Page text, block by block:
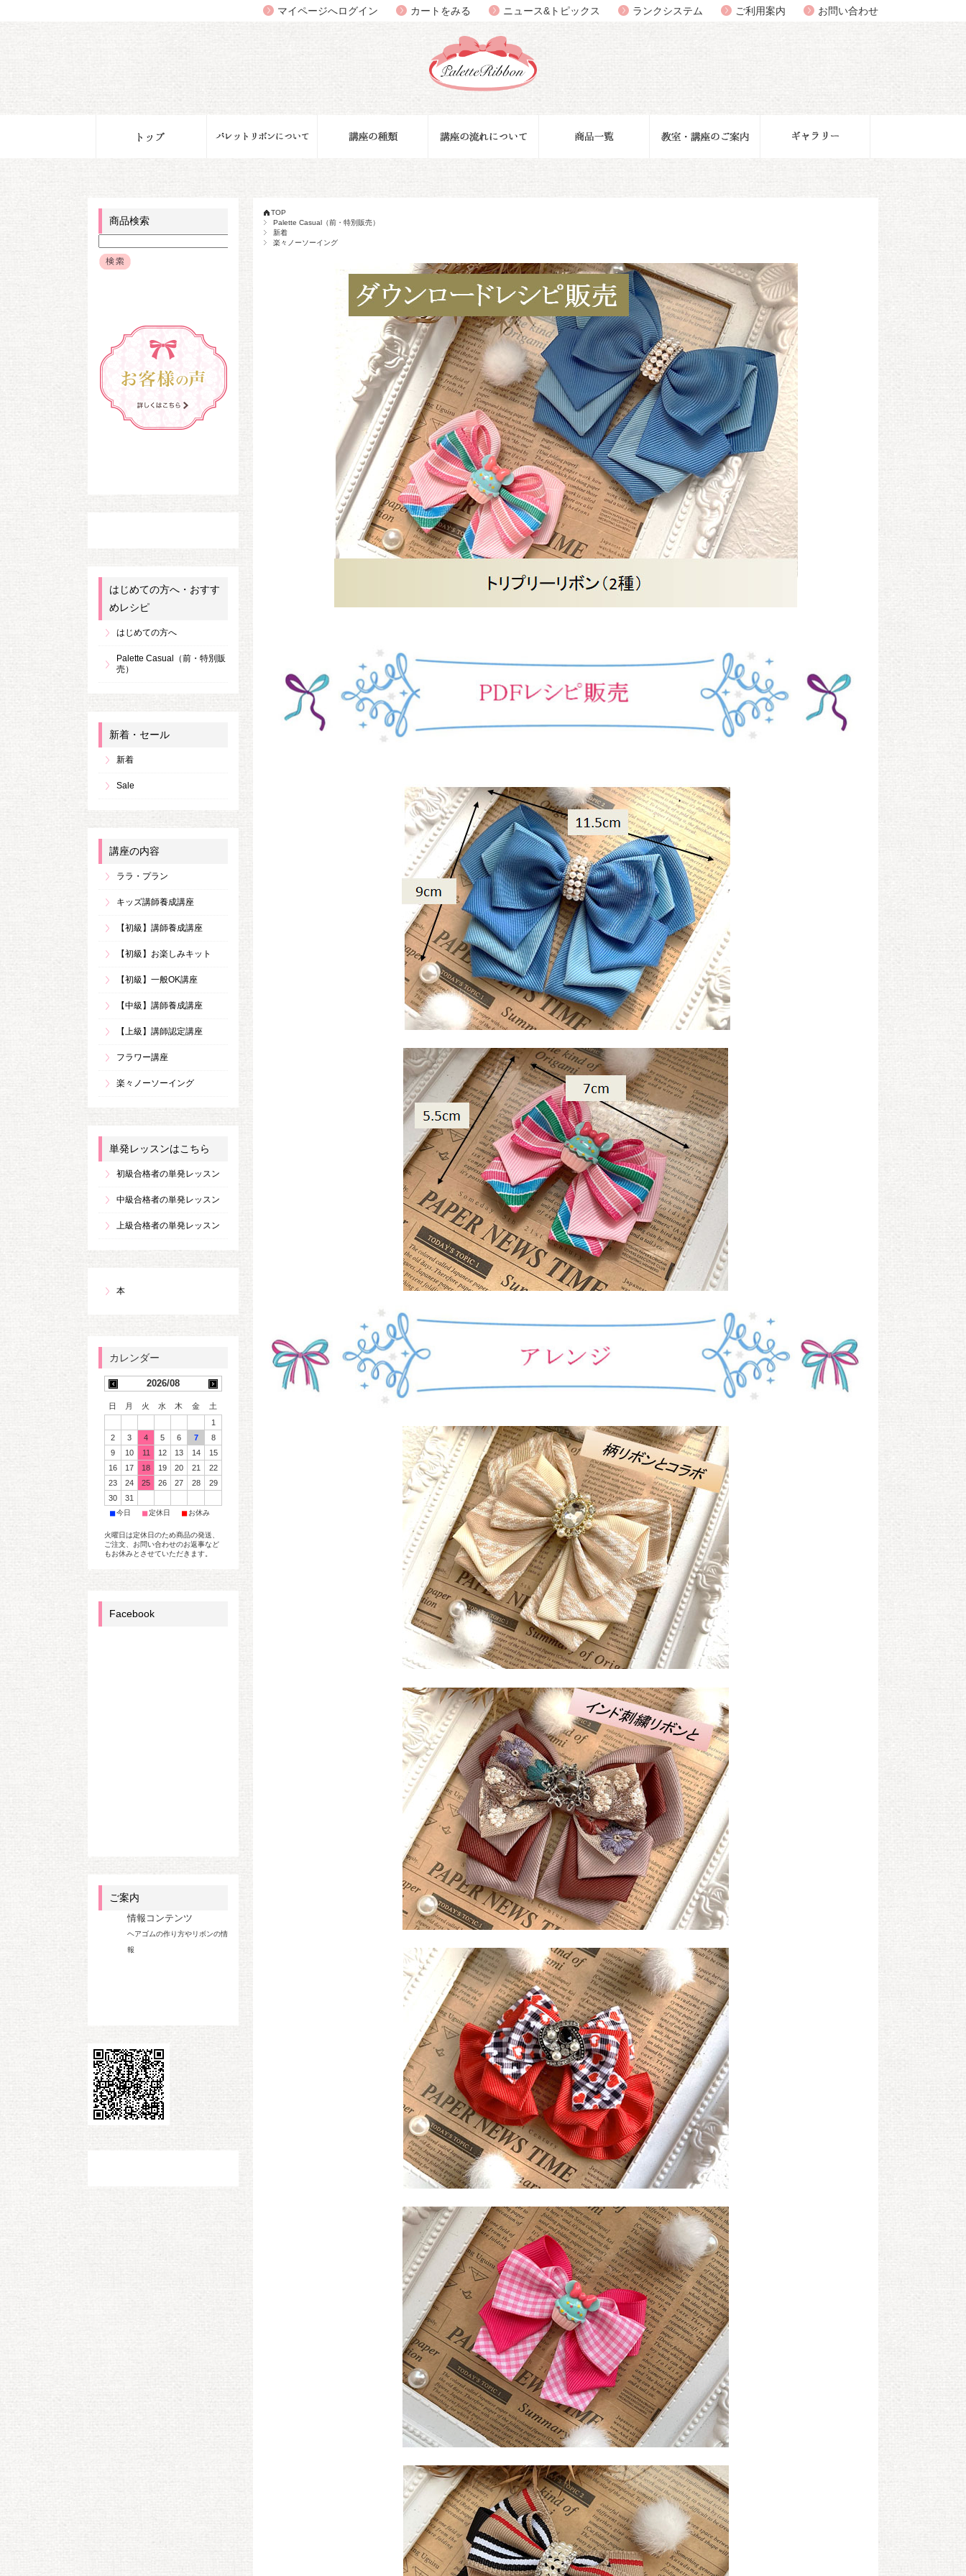
マイページへログイン カートをみる ニュース&トピックス ランクシステム ご利用案内 お問い合わせ
TOP
Palette Casual（前・特別販売）
新着
楽々ノーソーイング
商品検索
はじめての方へ・おすす
めレシピ
はじめての方へ
Palette Casual（前・特別販
売）
新着・セール
新着
Sale
講座の内容
ララ・プラン
キッズ講師養成講座
【初級】講師養成講座
【初級】お楽しみキット
【初級】一般OK講座
【中級】講師養成講座
【上級】講師認定講座
フラワー講座
楽々ノーソーイング
単発レッスンはこちら
初級合格者の単発レッスン
中級合格者の単発レッスン
上級合格者の単発レッスン
本
2026/08
日 月 火 水 木 金
土
1
2
3 4 5 6 7
8
9
10 11 12 13 14
15
16
17 18 19 20 21
22
23
24 25 26 27 28
29
30
31
■ 今日 ■ 定休日 ■ お休み
火曜日は定休日のため商品の発送、
ご注文、お問い合わせのお返事など
もお休みとさせていただきます。
Facebook
ご案内
情報コンテンツ
ヘアゴムの作り方やリボンの情
報